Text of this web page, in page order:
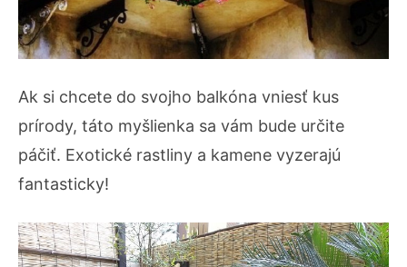
Ak si chcete do svojho balkóna vniesť kus
prírody, táto myšlienka sa vám bude určite
páčiť. Exotické rastliny a kamene vyzerajú
fantasticky!